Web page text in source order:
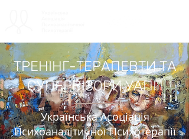
ТРЕНІНГ-ТЕРАПЕВТИ ТА
СУПЕРВІЗОРИ УАПП
Українська Асоціація
Психоаналітичної Психотерапії